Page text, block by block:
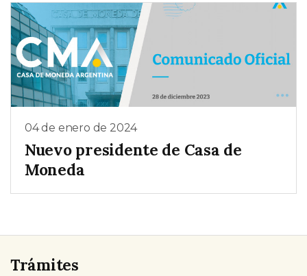
04 de enero de 2024
Nuevo presidente de Casa de
Moneda
Trámites